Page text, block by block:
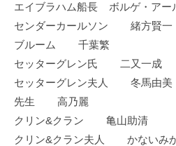
エイブラハム船長 ボルゲ・ア
センダーカールソン 緒方賢一
ブルーム 千葉繁
セッターグレン氏 二又一成
セッターグレン夫人 冬馬由美
先生 高乃麗
クリン&クラン 亀山助清
クリン&クラン夫人 かないみ